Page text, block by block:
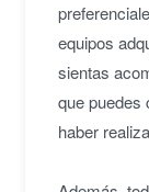
equipos
sientas
que puedes
haber